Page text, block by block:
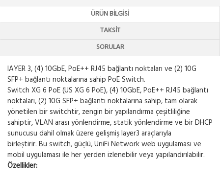
ÜRÜN BILGISI
TAKSIT
SORULAR
lAYER 3, (4) 10GbE, PoE++ RJ45 bağlantı noktaları ve (2) 10G
SFP+ bağlantı noktalarına sahip PoE Switch.
Switch XG 6 PoE (US XG 6 PoE), (4) 10GbE, PoE++ RJ45 bağlantı
noktaları, (2) 10G SFP+ bağlantı noktalarına sahip, tam olarak
yönetilen bir switchtir, zengin bir yapılandırma çeşitliliğine
sahiptir, VLAN arası yönlendirme, statik yönlendirme ve bir DHCP
sunucusu dahil olmak üzere gelişmiş layer3 araçlarıyla
birleştirir. Bu switch, güçlü, UniFi Network web uygulaması ve
mobil uygulaması ile her yerden izlenebilir veya yapılandırılabilir.
Özellikler: